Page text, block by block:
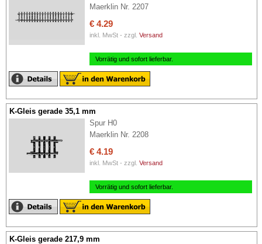
Maerklin Nr. 2207
€ 4.29
inkl. MwSt - zzgl. Versand
Vorrätig und sofort lieferbar.
K-Gleis gerade 35,1 mm
Spur H0
Maerklin Nr. 2208
€ 4.19
inkl. MwSt - zzgl. Versand
Vorrätig und sofort lieferbar.
K-Gleis gerade 217,9 mm